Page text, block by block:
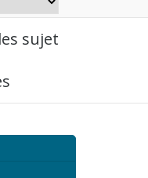
sujet